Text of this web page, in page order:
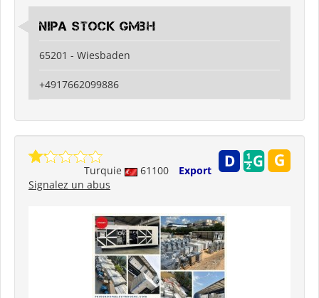
Nipa Stock GmbH
65201 - Wiesbaden
+4917662099886
Turquie 61100
Export
Signalez un abus